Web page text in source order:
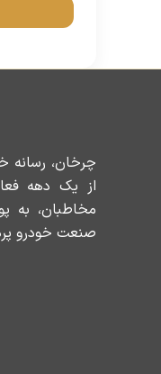
چرخان،
از یک دهه
مخاطبان، به
صنعت خودرو